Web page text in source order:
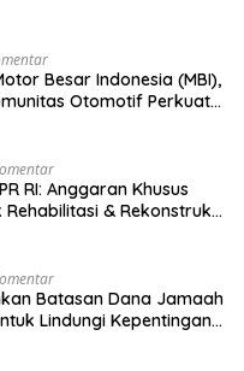
Besar Indonesia (MBI),
Otomotif Perkuat
RI: Anggaran Khusus
& Rekonstruksi
Batasan Dana Jamaah
Lindungi Kepentingan